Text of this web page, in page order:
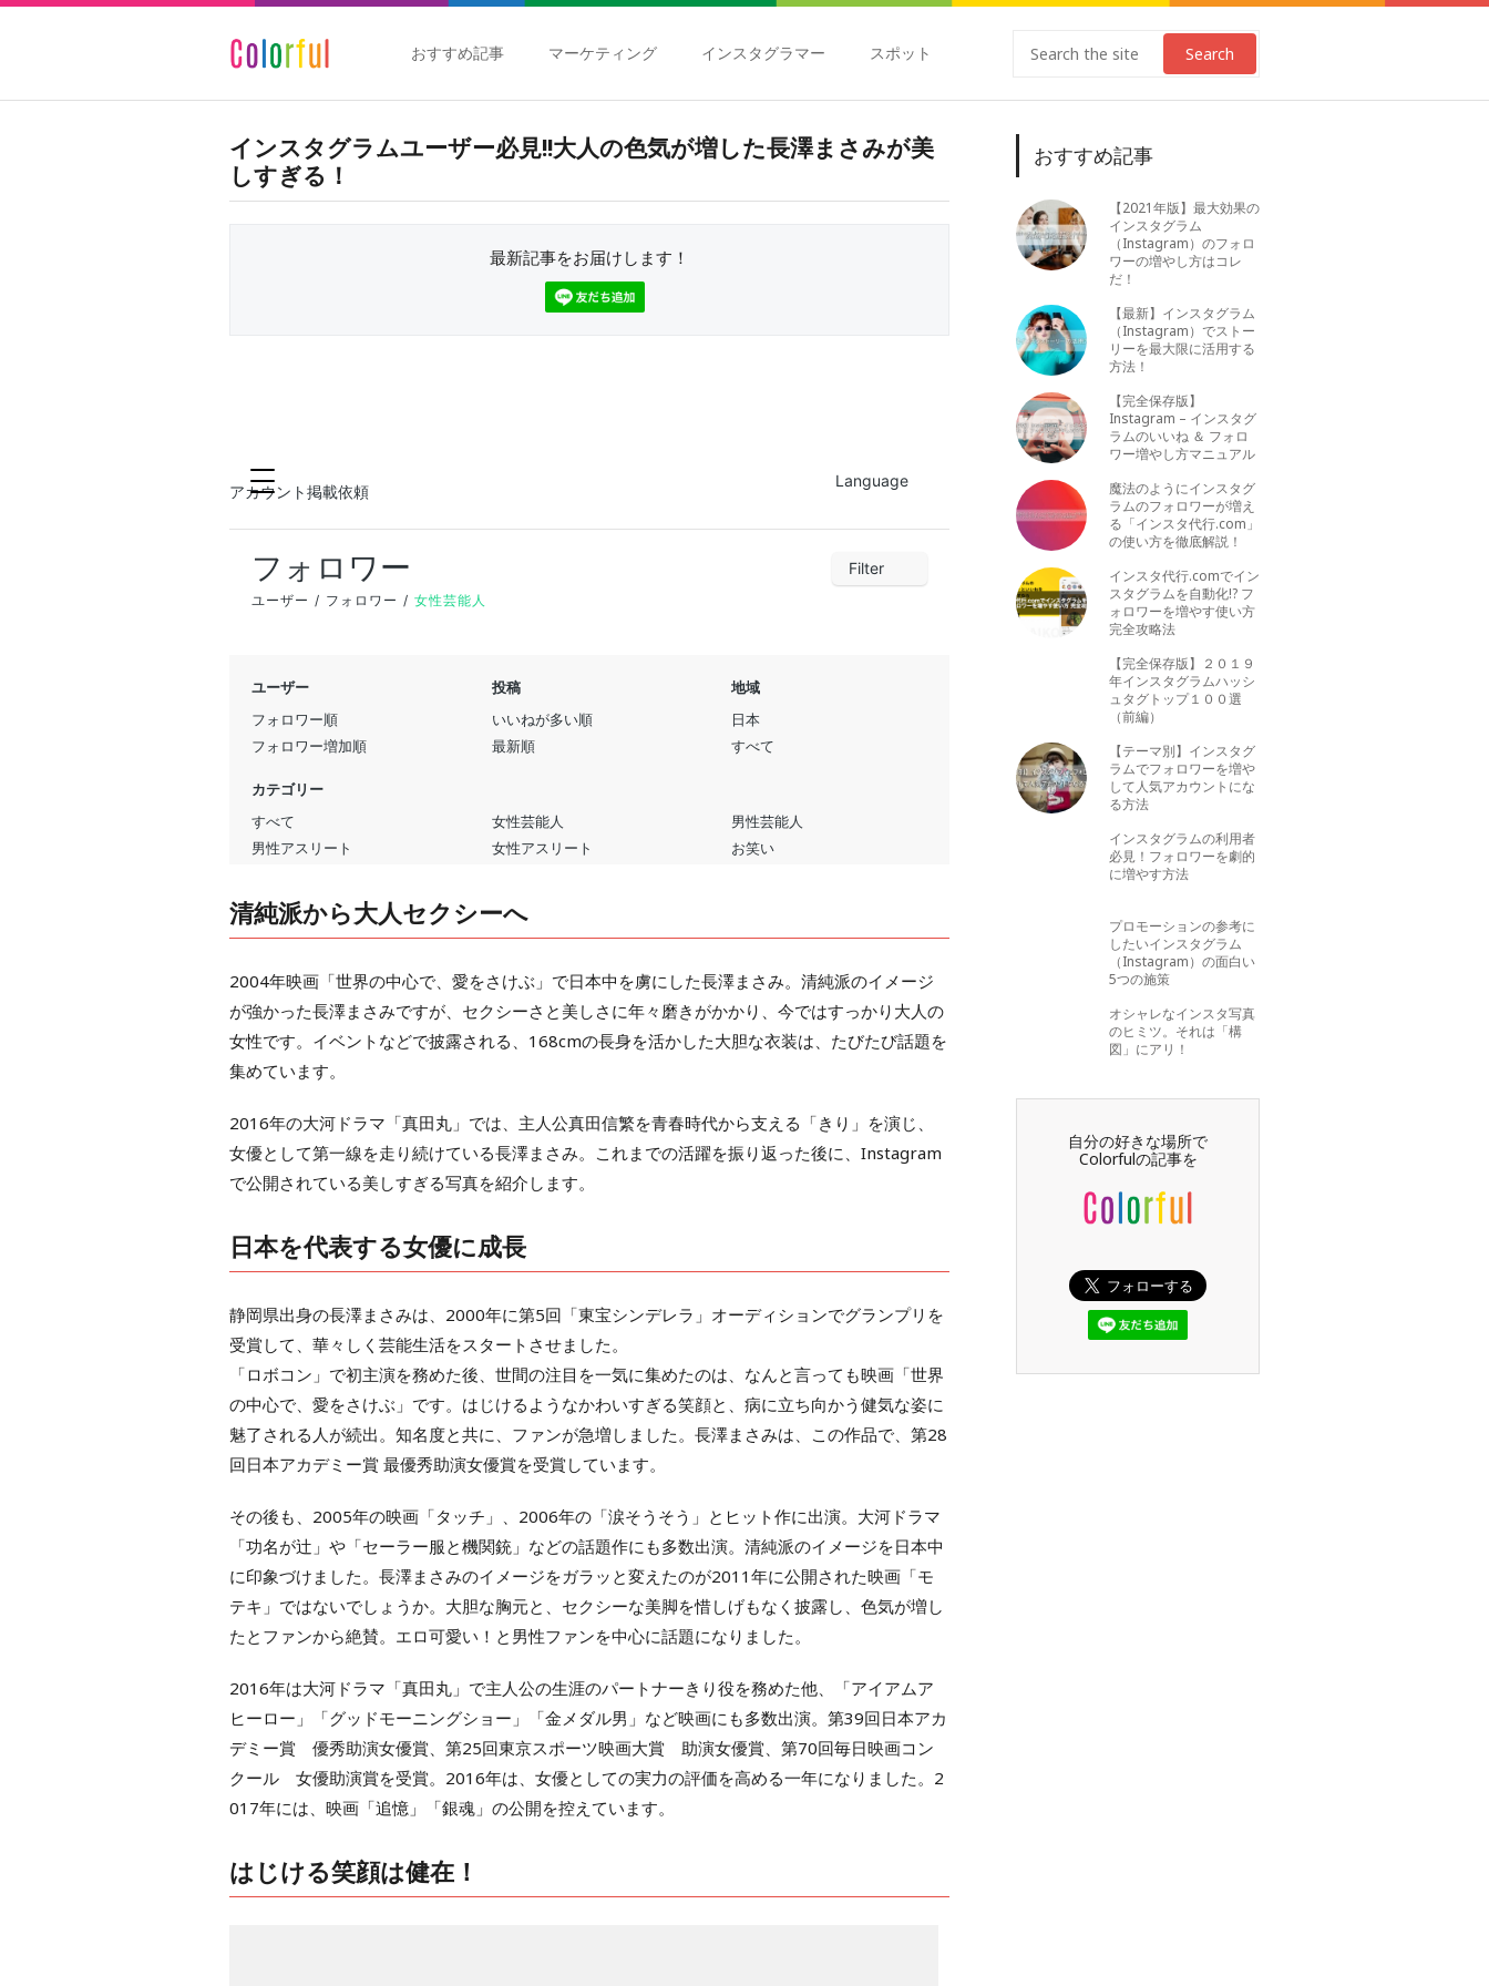
おすすめ記事 マーケティング インスタグラマー スポット Search
インスタグラムユーザー必見!!大人の色気が増した長澤まさみが美
しすぎる！
最新記事をお届けします！
清純派から大人セクシーへ
2004年映画「世界の中心で、愛をさけぶ」で日本中を虜にした長澤まさみ。清純派のイメージ
が強かった長澤まさみですが、セクシーさと美しさに年々磨きがかかり、今ではすっかり大人の
女性です。イベントなどで披露される、168cmの長身を活かした大胆な衣装は、たびたび話題を
集めています。
2016年の大河ドラマ「真田丸」では、主人公真田信繁を青春時代から支える「きり」を演じ、
女優として第一線を走り続けている長澤まさみ。これまでの活躍を振り返った後に、Instagram
で公開されている美しすぎる写真を紹介します。
日本を代表する女優に成長
静岡県出身の長澤まさみは、2000年に第5回「東宝シンデレラ」オーディションでグランプリを
受賞して、華々しく芸能生活をスタートさせました。
「ロボコン」で初主演を務めた後、世間の注目を一気に集めたのは、なんと言っても映画「世界
の中心で、愛をさけぶ」です。はじけるようなかわいすぎる笑顔と、病に立ち向かう健気な姿に
魅了される人が続出。知名度と共に、ファンが急増しました。長澤まさみは、この作品で、第28
回日本アカデミー賞 最優秀助演女優賞を受賞しています。
その後も、2005年の映画「タッチ」、2006年の「涙そうそう」とヒット作に出演。大河ドラマ
「功名が辻」や「セーラー服と機関銃」などの話題作にも多数出演。清純派のイメージを日本中
に印象づけました。長澤まさみのイメージをガラッと変えたのが2011年に公開された映画「モ
テキ」ではないでしょうか。大胆な胸元と、セクシーな美脚を惜しげもなく披露し、色気が増し
たとファンから絶賛。エロ可愛い！と男性ファンを中心に話題になりました。
2016年は大河ドラマ「真田丸」で主人公の生涯のパートナーきり役を務めた他、「アイアムア
ヒーロー」「グッドモーニングショー」「金メダル男」など映画にも多数出演。第39回日本アカ
デミー賞 優秀助演女優賞、第25回東京スポーツ映画大賞 助演女優賞、第70回毎日映画コン
クール 女優助演賞を受賞。2016年は、女優としての実力の評価を高める一年になりました。2
017年には、映画「追憶」「銀魂」の公開を控えています。
はじける笑顔は健在！
おすすめ記事
【2021年版】最大効果の
インスタグラム
（Instagram）のフォロ
ワーの増やし方はコレ
だ！
【最新】インスタグラム
（Instagram）でストー
リーを最大限に活用する
方法！
【完全保存版】
Instagram – インスタグ
ラムのいいね ＆ フォロ
ワー増やし方マニュアル
魔法のようにインスタグ
ラムのフォロワーが増え
る「インスタ代行.com」
の使い方を徹底解説！
インスタ代行.comでイン
スタグラムを自動化!? フ
ォロワーを増やす使い方
完全攻略法
【完全保存版】２０１９
年インスタグラムハッシ
ュタグトップ１００選
（前編）
【テーマ別】インスタグ
ラムでフォロワーを増や
して人気アカウントにな
る方法
インスタグラムの利用者
必見！フォロワーを劇的
に増やす方法
プロモーションの参考に
したいインスタグラム
（Instagram）の面白い
5つの施策
オシャレなインスタ写真
のヒミツ。それは「構
図」にアリ！
自分の好きな場所で
Colorfulの記事を